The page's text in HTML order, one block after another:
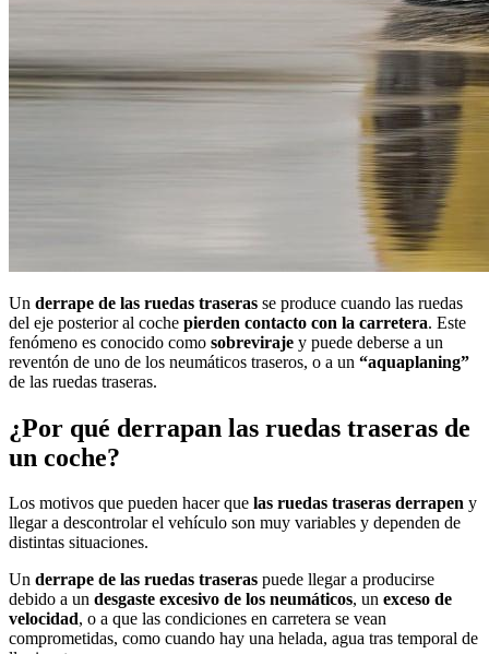
Un derrape de las ruedas traseras se produce cuando las ruedas
del eje posterior al coche pierden contacto con la carretera. Este
fenómeno es conocido como sobreviraje y puede deberse a un
reventón de uno de los neumáticos traseros, o a un “aquaplaning”
de las ruedas traseras.
¿Por qué derrapan las ruedas traseras de
un coche?
Los motivos que pueden hacer que las ruedas traseras derrapen y
llegar a descontrolar el vehículo son muy variables y dependen de
distintas situaciones.
Un derrape de las ruedas traseras puede llegar a producirse
debido a un desgaste excesivo de los neumáticos, un exceso de
velocidad, o a que las condiciones en carretera se vean
comprometidas, como cuando hay una helada, agua tras temporal de